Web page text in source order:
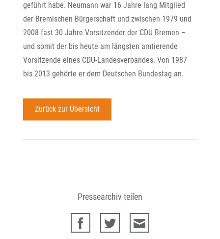
geführt habe. Neumann war 16 Jahre lang Mitglied
der Bremischen Bürgerschaft und zwischen 1979 und
2008 fast 30 Jahre Vorsitzender der CDU Bremen –
und somit der bis heute am längsten amtierende
Vorsitzende eines CDU-Landesverbandes. Von 1987
bis 2013 gehörte er dem Deutschen Bundestag an.
Zurück zur Übersicht
Pressearchiv teilen